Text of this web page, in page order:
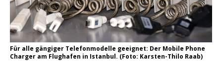
Für alle gängiger Telefonmodelle geeignet: Der Mobile Phone
Charger am Flughafen in Istanbul. (Foto: Karsten-Thilo Raab)